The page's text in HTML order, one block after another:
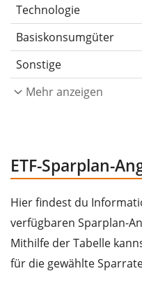
Technologie
Basiskonsumgüter
Sonstige
Mehr anzeigen
ETF-Sparplan-
Hier findest du
verfügbaren Sparplan-
Mithilfe der Tabelle
für die gewählte